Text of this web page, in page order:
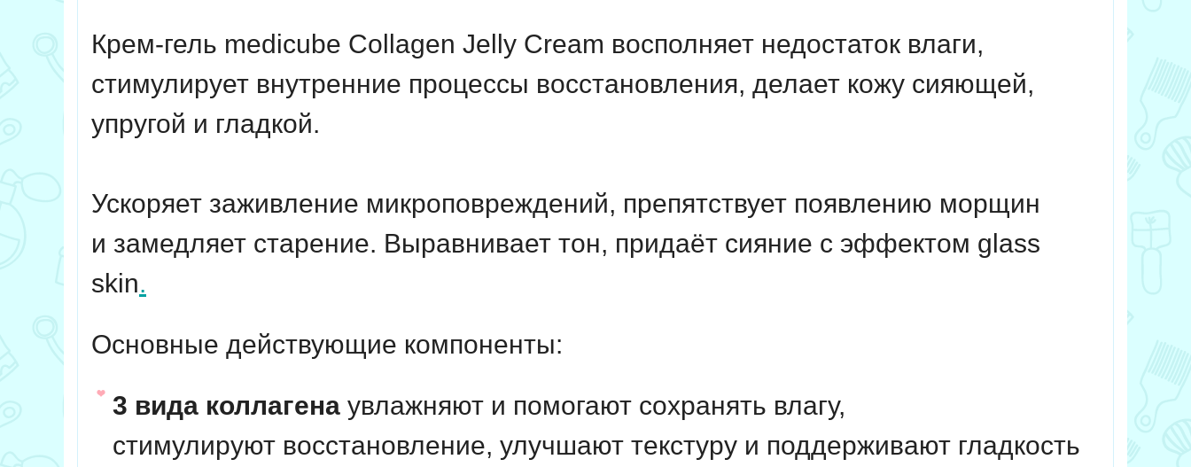
Крем-гель medicube Collagen Jelly Cream восполняет недостаток влаги,
стимулирует внутренние процессы восстановления, делает кожу сияющей,
упругой и гладкой.
Ускоряет заживление микроповреждений, препятствует появлению морщин
и замедляет старение. Выравнивает тон, придаёт сияние с эффектом glass
skin.
Основные действующие компоненты:
3 вида коллагена увлажняют и помогают сохранять влагу,
стимулируют восстановление, улучшают текстуру и поддерживают гладкость